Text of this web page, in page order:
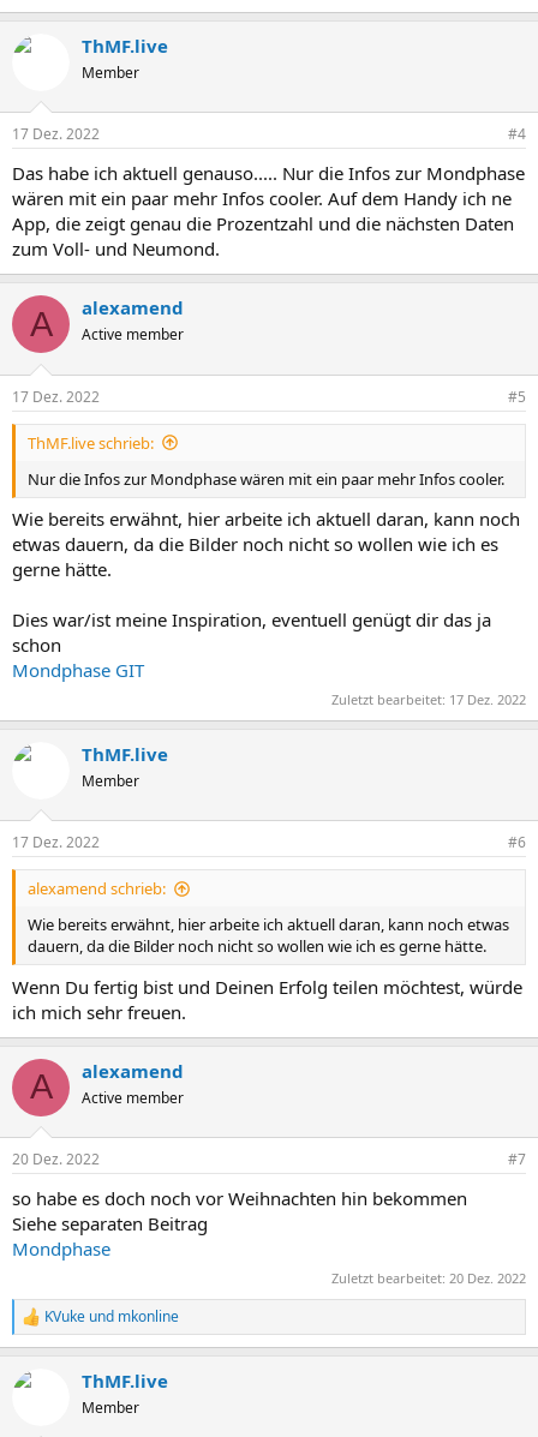
ThMF.live
Member
17 Dez. 2022 #4
Das habe ich aktuell genauso..... Nur die Infos zur Mondphase
wären mit ein paar mehr Infos cooler. Auf dem Handy ich ne
App, die zeigt genau die Prozentzahl und die nächsten Daten
zum Voll- und Neumond.
A alexamend
Active member
17 Dez. 2022 #5
ThMF.live schrieb:
Nur die Infos zur Mondphase wären mit ein paar mehr Infos cooler.
Wie bereits erwähnt, hier arbeite ich aktuell daran, kann noch
etwas dauern, da die Bilder noch nicht so wollen wie ich es
gerne hätte.
Dies war/ist meine Inspiration, eventuell genügt dir das ja
schon
Mondphase GIT
Zuletzt bearbeitet: 17 Dez. 2022
ThMF.live
Member
17 Dez. 2022 #6
alexamend schrieb:
Wie bereits erwähnt, hier arbeite ich aktuell daran, kann noch etwas
dauern, da die Bilder noch nicht so wollen wie ich es gerne hätte.
Wenn Du fertig bist und Deinen Erfolg teilen möchtest, würde
ich mich sehr freuen.
A alexamend
Active member
20 Dez. 2022 #7
so habe es doch noch vor Weihnachten hin bekommen
Siehe separaten Beitrag
Mondphase
Zuletzt bearbeitet: 20 Dez. 2022
R
e
k
KVuke und mkonline
ThMF.live
Member